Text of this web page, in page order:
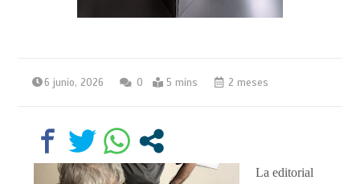
6 junio, 2026 0 5 mins 2 meses
La editorial